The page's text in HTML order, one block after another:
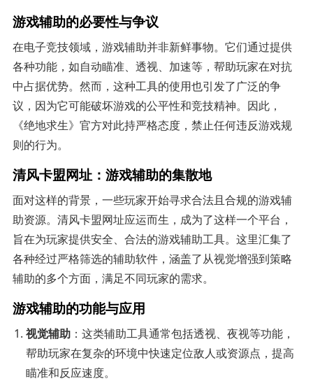
游戏辅助的必要性与争议
在电子竞技领域，游戏辅助并非新鲜事物。它们通过提供
各种功能，如自动瞄准、透视、加速等，帮助玩家在对抗
中占据优势。然而，这种工具的使用也引发了广泛的争
议，因为它可能破坏游戏的公平性和竞技精神。因此，
《绝地求生》官方对此持严格态度，禁止任何违反游戏规
则的行为。
清风卡盟网址：游戏辅助的集散地
面对这样的背景，一些玩家开始寻求合法且合规的游戏辅
助资源。清风卡盟网址应运而生，成为了这样一个平台，
旨在为玩家提供安全、合法的游戏辅助工具。这里汇集了
各种经过严格筛选的辅助软件，涵盖了从视觉增强到策略
辅助的多个方面，满足不同玩家的需求。
游戏辅助的功能与应用
视觉辅助 ：这类辅助工具通常包括透视、夜视等功能，
帮助玩家在复杂的环境中快速定位敌人或资源点，提高
瞄准和反应速度。